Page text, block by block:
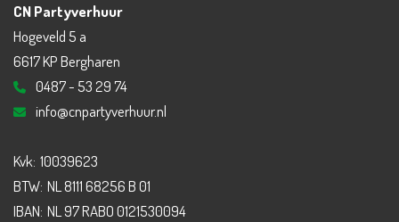
CN Partyverhuur
Hogeveld 5 a
6617 KP Bergharen
0487 - 53 29 74
info@cnpartyverhuur.nl
Kvk: 10039623
BTW: NL 8111 68256 B 01
IBAN: NL 97 RABO 0121530094